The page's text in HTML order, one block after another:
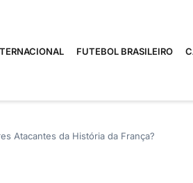
FUTEBOL BRASILEIRO
Atacantes da História da França?